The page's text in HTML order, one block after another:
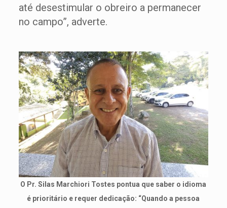
até desestimular o obreiro a permanecer
no campo”, adverte.
O Pr. Silas Marchiori Tostes pontua que saber o idioma
é prioritário e requer dedicação: “Quando a pessoa